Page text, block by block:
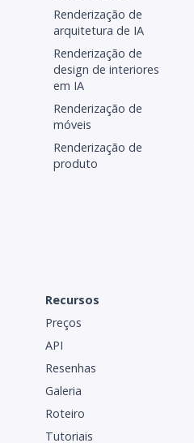
Renderização de
arquitetura de IA
Renderização de
design de interiores
em IA
Renderização de
móveis
Renderização de
produto
Recursos
Preços
API
Resenhas
Galeria
Roteiro
Tutoriais